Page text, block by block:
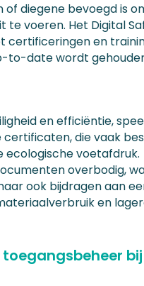
of diegene bevoegd is
te voeren. Het Digital
certificeringen en
to-date wordt
en efficiëntie,
certificaten, die vaak
ecologische voetafdruk.
overbodig,
ook bijdragen aan
en